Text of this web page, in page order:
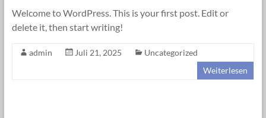
stellen
sich
vor
Welcome to WordPress. This is your first post. Edit or
delete it, then start writing!
admin Juli 21, 2025
Uncategorized
Weiterlesen